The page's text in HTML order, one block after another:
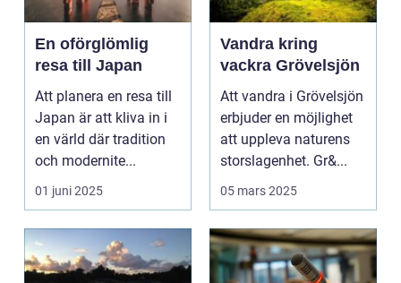
En oförglömlig
resa till Japan
Att planera en resa till
Japan är att kliva in i
en värld där tradition
och modernite...
01 juni 2025
Vandra kring
vackra Grövelsjön
Att vandra i Grövelsjön
erbjuder en möjlighet
att uppleva naturens
storslagenhet. Gr&...
05 mars 2025